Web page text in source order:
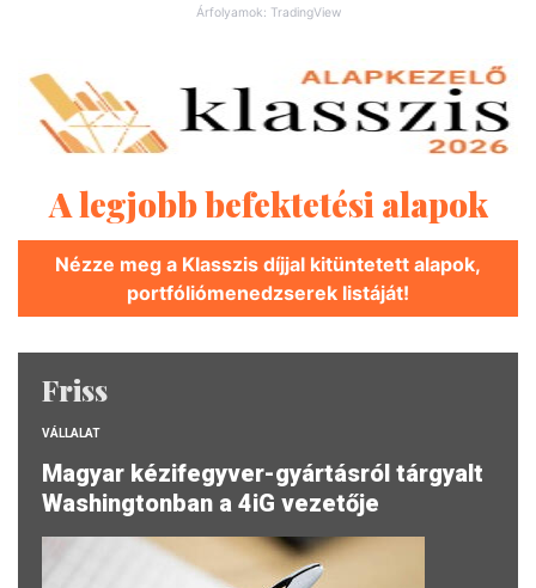
Árfolyamok: TradingView
A legjobb befektetési alapok
Nézze meg a Klasszis díjjal kitüntetett alapok,
portfóliómenedzserek listáját!
Friss
VÁLLALAT
Magyar kézifegyver-gyártásról tárgyalt
Washingtonban a 4iG vezetője